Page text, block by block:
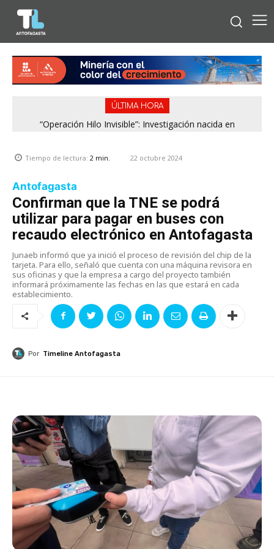
ÚLTIMA HORA
“Operación Hilo Invisible”: Investigación nacida en
Tiempo de lectura: 2 min. 22 octubre 2024
Antofagasta
Confirman que la TNE se podrá
utilizar para pagar en buses con
recaudo electrónico en Antofagasta
Junaeb informó que ya inició el proceso de revisión del chip de la
tarjeta. Para ello, señaló que cuenta con una máquina revisora en
sus oficinas y que la empresa a cargo del proyecto también
informará próximamente las fechas en las que estará en cada
establecimiento.
Por Timeline Antofagasta